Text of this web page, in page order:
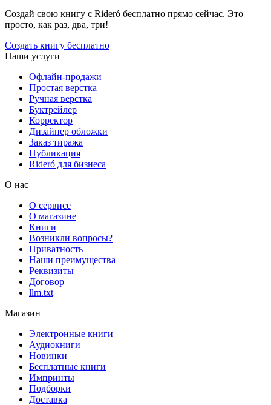
Создай свою книгу с Rideró бесплатно прямо сейчас. Это
просто, как раз, два, три!
Создать книгу бесплатно
Наши услуги
Офлайн-продажи
Простая верстка
Ручная верстка
Буктрейлер
Корректор
Дизайнер обложки
Заказ тиража
Публикация
Rideró для бизнеса
О нас
О сервисе
О магазине
Книги
Возникли вопросы?
Приватность
Наши преимущества
Реквизиты
Договор
llm.txt
Магазин
Электронные книги
Аудиокниги
Новинки
Бесплатные книги
Импринты
Подборки
Доставка